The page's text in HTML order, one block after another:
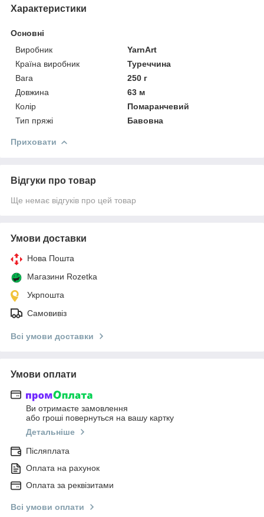
Характеристики
Основні
Виробник
YarnArt
Країна виробник
Туреччина
Вага
250 г
Довжина
63 м
Колір
Помаранчевий
Тип пряжі
Бавовна
Приховати
Відгуки про товар
Ще немає відгуків про цей товар
Умови доставки
Нова Пошта
Магазини Rozetka
Укрпошта
Самовивіз
Всі умови доставки
Умови оплати
Ви отримаєте замовлення
або гроші повернуться на вашу картку
Детальніше
Післяплата
Оплата на рахунок
Оплата за реквізитами
Всі умови оплати